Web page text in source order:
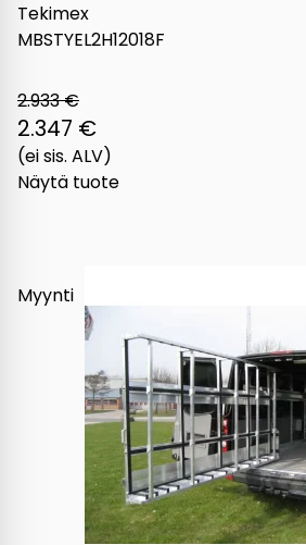
Tekimex
MBSTYEL2H12018F
2.933 €
2.347 €
(ei sis. ALV)
Näytä tuote
Myynti